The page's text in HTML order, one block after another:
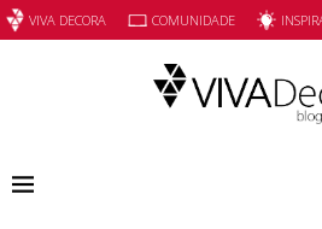
VIVA DECORA COMUNIDADE